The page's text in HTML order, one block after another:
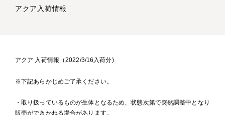
アクア入荷情報
アクア 入荷情報（2022/3/16入荷分)
※下記あらかじめご了承ください。
・取り扱っているものが生体となるため、状態次第で突然調整中となり
販売ができかねる場合があります。